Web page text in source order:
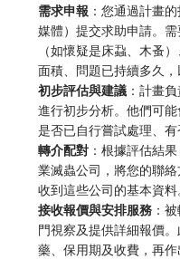
需求申報 ：您通過計畫
媒體）提交求助申請。
（如懷疑是床蝨、木蚤
面積、問題已持續多久，
初步評估與建議 ：計畫
進行初步分析。他們可
是否已自行嘗試處理、有
轉介配對 ：根據評估結
業滅蟲公司，將您的聯
收到這些公司的基本資料
接收報價與安排服務 ：
門視察及提供詳細報價
藥、保用期及收費，再作